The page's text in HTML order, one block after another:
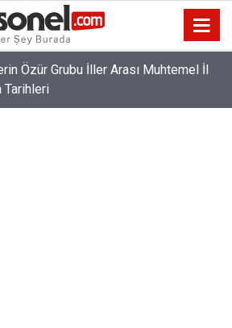
Özür Grubu İller Arası Muhtemel İl
Tarihleri